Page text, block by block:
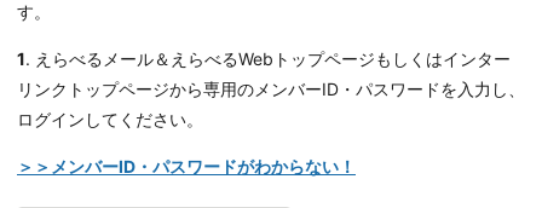
す。
1. えらべるメール＆えらべるWebトップページもしくはインター
リンクトップページから専用のメンバーID・パスワードを入力し、
ログインしてください。
＞＞メンバーID・パスワードがわからない！